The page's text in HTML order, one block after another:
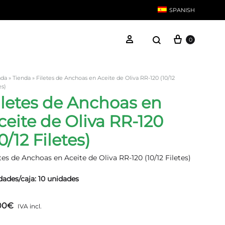
SPANISH
English
Iniciar sesión
Search
Anchoas
Bonito
Carrito
0
» Tienda» Filetes de Anchoas en Aceite de Oliva RR-120 (10/12
de Anchoas en
de Oliva RR-120
12 Filetes)
de Anchoas en Aceite de Oliva RR-120 (10/12 Filetes)
caja: 10 unidades
€ IVA incl.